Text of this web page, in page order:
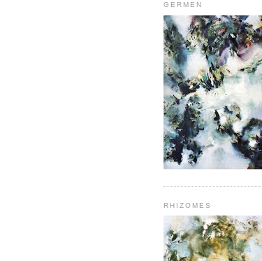
GERMEN
RHIZOMES